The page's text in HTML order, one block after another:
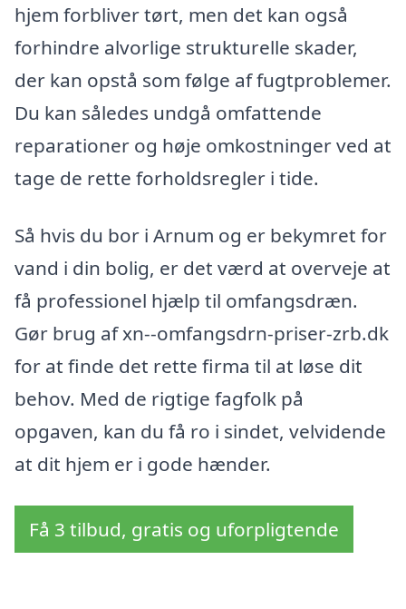
hjem forbliver tørt, men det kan også
forhindre alvorlige strukturelle skader,
der kan opstå som følge af fugtproblemer.
Du kan således undgå omfattende
reparationer og høje omkostninger ved at
tage de rette forholdsregler i tide.
Så hvis du bor i Arnum og er bekymret for
vand i din bolig, er det værd at overveje at
få professionel hjælp til omfangsdræn.
Gør brug af xn--omfangsdrn-priser-zrb.dk
for at finde det rette firma til at løse dit
behov. Med de rigtige fagfolk på
opgaven, kan du få ro i sindet, velvidende
at dit hjem er i gode hænder.
Få 3 tilbud, gratis og uforpligtende